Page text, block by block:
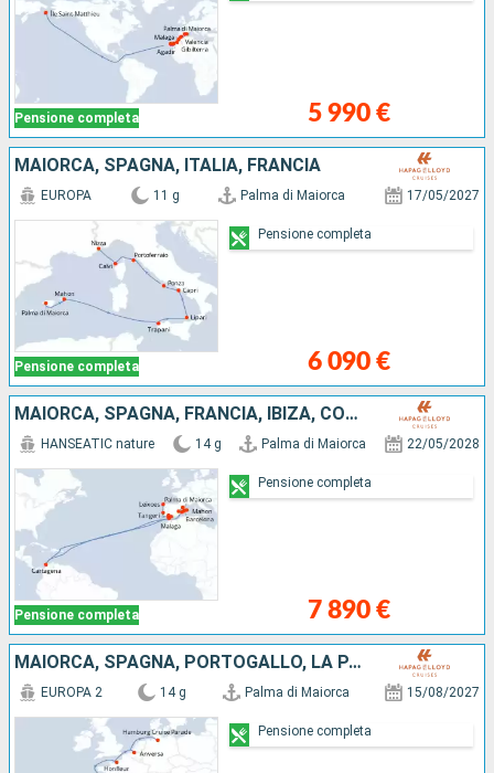
Pensione completa 5 990 €
MAIORCA, SPAGNA, ITALIA, FRANCIA
Pensione completa
EUROPA 11 g Palma di Maiorca 17/05/2027
6 090 €
Pensione completa
MAIORCA, SPAGNA, FRANCIA, IBIZA, COLOMBIA, MAROCCO, PORTOGALLO
Pensione completa
HANSEATIC nature 14 g Palma di Maiorca 22/05/2028
7 890 €
Pensione completa
MAIORCA, SPAGNA, PORTOGALLO, LA PAPUA NUOVA GUINEA, FRANCIA, BELGIO, GERMANIA
EUROPA 2 14 g Palma di Maiorca 15/08/2027
Pensione completa